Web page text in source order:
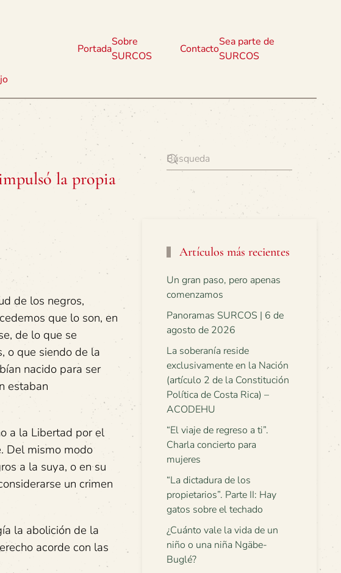
Portada
Sobre
SURCOS
Contacto
Sea parte de
SURCOS
la propia
de los negros,
que lo son, en
de lo que se
o que siendo de la
nacido para ser
estaban
a la Libertad por el
Del mismo modo
a la suya, o en su
un crimen
la abolición de la
acorde con las
Artículos más recientes
Un gran paso, pero apenas
comenzamos
Panoramas SURCOS | 6 de
agosto de 2026
La soberanía reside
exclusivamente en la Nación
(artículo 2 de la Constitución
Política de Costa Rica) –
ACODEHU
“El viaje de regreso a ti”.
Charla concierto para
mujeres
“La dictadura de los
propietarios”. Parte II: Hay
gatos sobre el techado
¿Cuánto vale la vida de un
niño o una niña Ngäbe-
Buglé?